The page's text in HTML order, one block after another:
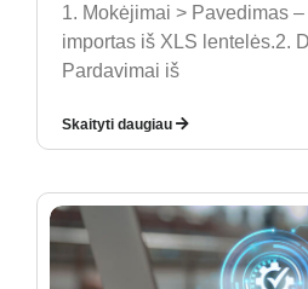
1. Mokėjimai > Pavedimas
importas iš XLS lentelės.2.
Pardavimai iš
Skaityti daugiau